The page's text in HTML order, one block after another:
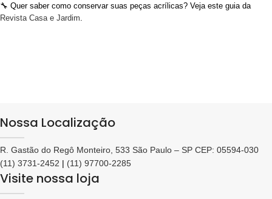
🔧 Quer saber como conservar suas peças acrílicas? Veja este guia da
Revista Casa e Jardim
Nossa Localização
R. Gastão do Regô Monteiro, 533 São Paulo – SP CEP: 05594-030
(11) 3731-2452 | (11) 97700-2285
Visite nossa loja